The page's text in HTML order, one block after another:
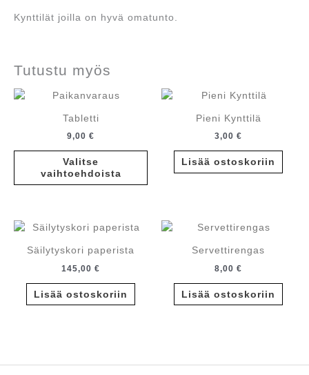
Kynttilät joilla on hyvä omatunto.
Tutustu myös
Tabletti
9,00 €
Valitse
vaihtoehdoista
Tällä
tuotteella
on
Voit
Pieni Kynttilä
3,00 €
Lisää ostoskoriin
Säilytyskori paperista
145,00 €
Lisää ostoskoriin
Servettirengas
8,00 €
Lisää ostoskoriin